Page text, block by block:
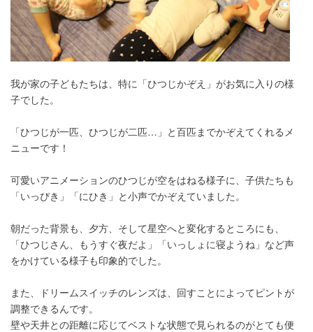
我が家の子どもたちは、特に「ひつじかぞえ」がお気に入りの様
子でした。
「ひつじが一匹、ひつじが二匹…」と百匹までかぞえてくれるメ
ニューです！
可愛いアニメーションのひつじが空をはねる様子に、子供たちも
「いっぴき」「にひき」と小声でかぞえていました。
朝だった背景も、夕方、そして星空へと変化するところにも、
「ひつじさん、もうすぐ夜だよ」「いっしょに寝ようね」など声
をかけている様子も印象的でした。
また、ドリームスイッチのレンズは、回すことによってピントが
調整できるんです。
壁や天井との距離に応じてベストな状態で見られるのがとても便